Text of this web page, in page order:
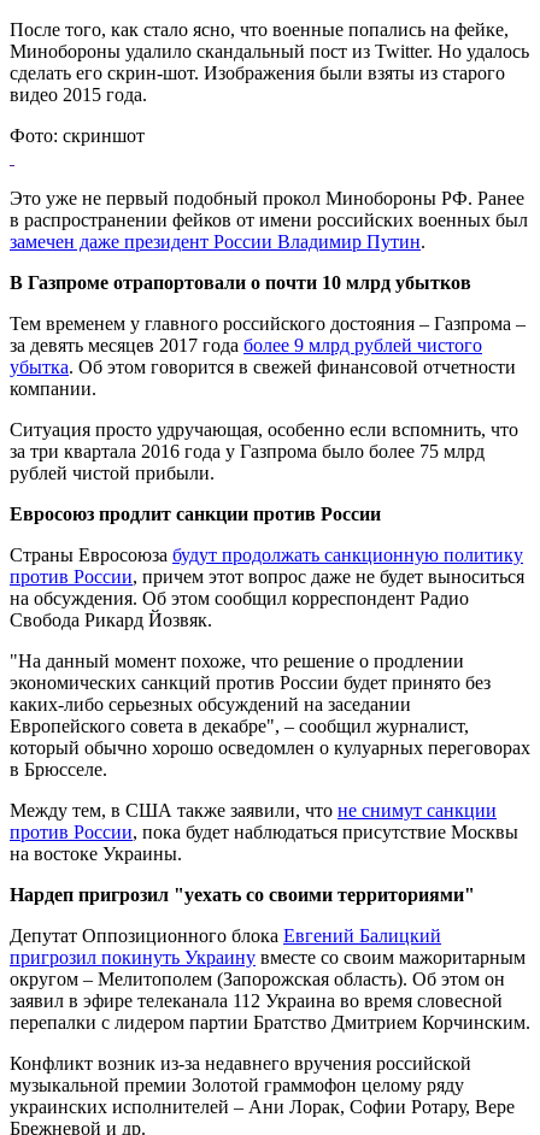
После того, как стало ясно, что военные попались на фейке,
Минобороны удалило скандальный пост из Twitter. Но удалось
сделать его скрин-шот. Изображения были взяты из старого
видео 2015 года.
Фото: скриншот
Это уже не первый подобный прокол Минобороны РФ. Ранее
в распространении фейков от имени российских военных был
замечен даже президент России Владимир Путин.
В Газпроме отрапортовали о почти 10 млрд убытков
Тем временем у главного российского достояния – Газпрома –
за девять месяцев 2017 года более 9 млрд рублей чистого
убытка. Об этом говорится в свежей финансовой отчетности
компании.
Ситуация просто удручающая, особенно если вспомнить, что
за три квартала 2016 года у Газпрома было более 75 млрд
рублей чистой прибыли.
Евросоюз продлит санкции против России
Страны Евросоюза будут продолжать санкционную политику
против России, причем этот вопрос даже не будет выноситься
на обсуждения. Об этом сообщил корреспондент Радио
Свобода Рикард Йозвяк.
"На данный момент похоже, что решение о продлении
экономических санкций против России будет принято без
каких-либо серьезных обсуждений на заседании
Европейского совета в декабре", – сообщил журналист,
который обычно хорошо осведомлен о кулуарных переговорах
в Брюсселе.
Между тем, в США также заявили, что не снимут санкции
против России, пока будет наблюдаться присутствие Москвы
на востоке Украины.
Нардеп пригрозил "уехать со своими территориями"
Депутат Оппозиционного блока Евгений Балицкий
пригрозил покинуть Украину вместе со своим мажоритарным
округом – Мелитополем (Запорожская область). Об этом он
заявил в эфире телеканала 112 Украина во время словесной
перепалки с лидером партии Братство Дмитрием Корчинским.
Конфликт возник из-за недавнего вручения российской
музыкальной премии Золотой граммофон целому ряду
украинских исполнителей – Ани Лорак, Софии Ротару, Вере
Брежневой и др.